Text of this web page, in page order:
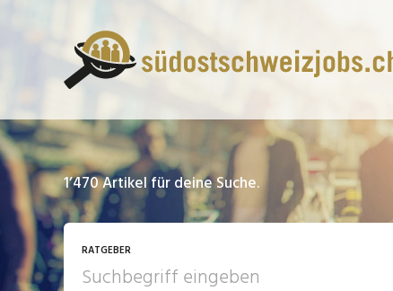
1’470Artikel für deine Suche.
RATGEBER